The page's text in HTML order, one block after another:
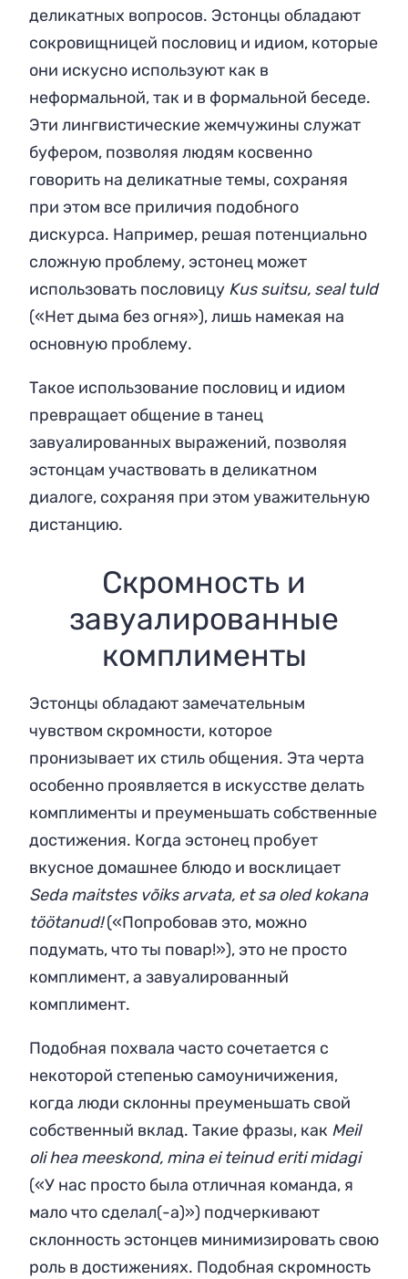
деликатных вопросов. Эстонцы обладают
сокровищницей пословиц и идиом, которые
они искусно используют как в
неформальной, так и в формальной беседе.
Эти лингвистические жемчужины служат
буфером, позволяя людям косвенно
говорить на деликатные темы, сохраняя
при этом все приличия подобного
дискурса. Например, решая потенциально
сложную проблему, эстонец может
использовать пословицу Kus suitsu, seal tuld
(«Нет дыма без огня»), лишь намекая на
основную проблему.
Такое использование пословиц и идиом
превращает общение в танец
завуалированных выражений, позволяя
эстонцам участвовать в деликатном
диалоге, сохраняя при этом уважительную
дистанцию.
Скромность и
завуалированные
комплименты
Эстонцы обладают замечательным
чувством скромности, которое
пронизывает их стиль общения. Эта черта
особенно проявляется в искусстве делать
комплименты и преуменьшать собственные
достижения. Когда эстонец пробует
вкусное домашнее блюдо и восклицает
Seda maitstes võiks arvata, et sa oled kokana
töötanud!(«Попробовав это, можно
подумать, что ты повар!»), это не просто
комплимент, а завуалированный
комплимент.
Подобная похвала часто сочетается с
некоторой степенью самоуничижения,
когда люди склонны преуменьшать свой
собственный вклад. Такие фразы, как Meil
oli hea meeskond, mina ei teinud eriti midagi
(«У нас просто была отличная команда, я
мало что сделал(-а)») подчеркивают
склонность эстонцев минимизировать свою
роль в достижениях. Подобная скромность